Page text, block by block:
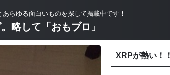
らゆる面白いものを探して掲載中です！
略して「おもブロ」
XRPが熱い！！